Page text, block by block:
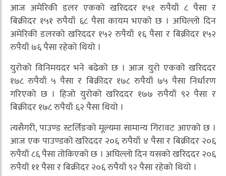
आज अमेरिकी डलर एकको खरिददर १५१ रुपैयाँ ८ पैसा र
बिक्रीदर १५१ रुपैयाँ ६८ पैसा कायम भएको छ । अघिल्लो दिन
अमेरिकी डलरको खरिददर १५२ रुपैयाँ १६ पैसा र बिक्रीदर १५२
रुपैयाँ ७६ पैसा रहेको थियो ।
युरोको विनिमयदर भने बढेको छ । आज युरो एकको खरिददर
१७८ रुपैयाँ ५ पैसा र बिक्रीदर १७८ रुपैयाँ ७५ पैसा निर्धारण
गरिएको छ । हिजो युरोको खरिददर १७७ रुपैयाँ ९२ पैसा र
बिक्रीदर १७८ रुपैयाँ ६२ पैसा थियो ।
त्यसैगरी, पाउण्ड स्टर्लिङको मूल्यमा सामान्य गिरावट आएको छ ।
आज एक पाउण्डको खरिददर २०६ रुपैयाँ ४ पैसा र बिक्रीदर २०६
रुपैयाँ ८६ पैसा तोकिएको छ । अघिल्लो दिन यसको खरिददर २०६
रुपैयाँ ११ पैसा र बिक्रीदर २०६ रुपैयाँ ९२ पैसा रहेको थियो ।